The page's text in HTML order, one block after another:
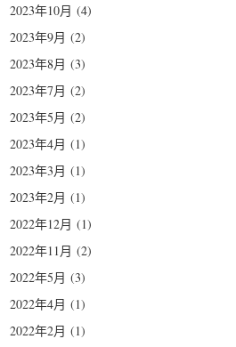
2023年10月 (4)
2023年9月 (2)
2023年8月 (3)
2023年7月 (2)
2023年5月 (2)
2023年4月 (1)
2023年3月 (1)
2023年2月 (1)
2022年12月 (1)
2022年11月 (2)
2022年5月 (3)
2022年4月 (1)
2022年2月 (1)